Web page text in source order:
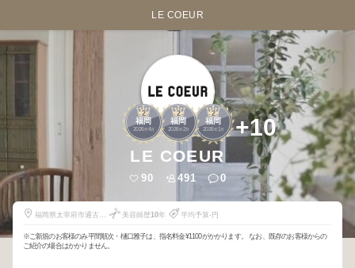
LE COEUR
2
福岡
2026年4月
2
福岡
2026年2月
2
福岡
2026年 1 月 +10
LE COEUR
90 491 0
福岡県太宰府市通古賀
美容師歴10年 平均予算-円
※ご新規のお客様のみ平間順次・樋口雅子は、指名料金¥1100がかかります。 なお、既存のお客様からの
ご紹介の場合はかかりません。